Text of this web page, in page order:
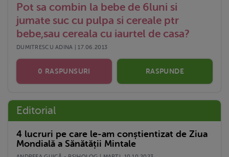
Pot sa combin la bebe de 6luni si
jumate suc cu pulpa si cereale ptr
bebe,sau cereala cu iaurtel de casa?
DUMITRESCU ADINA | 17.06.2013
0 RASPUNSURI RASPUNDE
Editorial
4 lucruri pe care le-am conștientizat de Ziua
Mondială a Sănătății Mintale